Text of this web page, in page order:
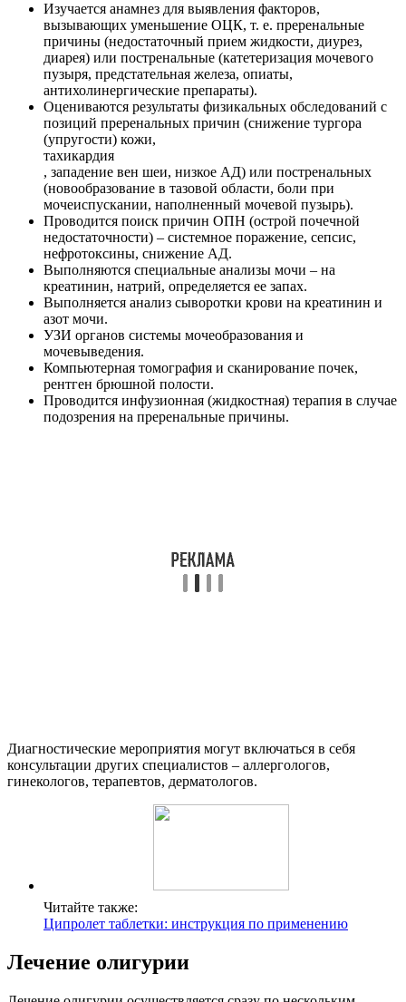
Изучается анамнез для выявления факторов,
вызывающих уменьшение ОЦК, т. е. преренальные
причины (недостаточный прием жидкости, диурез,
диарея) или постренальные (катетеризация мочевого
пузыря, предстательная железа, опиаты,
антихолинергические препараты).
Оцениваются результаты физикальных обследований с
позиций преренальных причин (снижение тургора
(упругости) кожи,
тахикардия
, западение вен шеи, низкое АД) или постренальных
(новообразование в тазовой области, боли при
мочеиспускании, наполненный мочевой пузырь).
Проводится поиск причин ОПН (острой почечной
недостаточности) – системное поражение, сепсис,
нефротоксины, снижение АД.
Выполняются специальные анализы мочи – на
креатинин, натрий, определяется ее запах.
Выполняется анализ сыворотки крови на креатинин и
азот мочи.
УЗИ органов системы мочеобразования и
мочевыведения.
Компьютерная томография и сканирование почек,
рентген брюшной полости.
Проводится инфузионная (жидкостная) терапия в случае
подозрения на преренальные причины.
Диагностические мероприятия могут включаться в себя
консультации других специалистов – аллергологов,
гинекологов, терапевтов, дерматологов.
Читайте также:
Ципролет таблетки: инструкция по применению
Лечение олигурии